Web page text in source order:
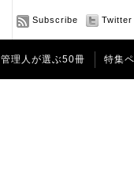
Subscribe Twitter
管理人が選ぶ50冊 特集